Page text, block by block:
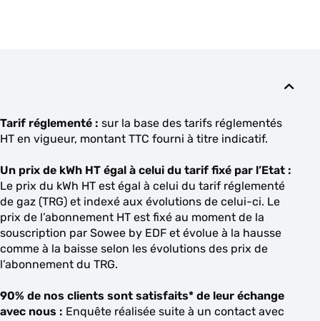
Tarif réglementé : sur la base des tarifs réglementés
HT en vigueur, montant TTC fourni à titre indicatif.
Un prix de kWh HT égal à celui du tarif fixé par l’Etat :
Le prix du kWh HT est égal à celui du tarif réglementé
de gaz (TRG) et indexé aux évolutions de celui-ci. Le
prix de l’abonnement HT est fixé au moment de la
souscription par Sowee by EDF et évolue à la hausse
comme à la baisse selon les évolutions des prix de
l’abonnement du TRG.
90% de nos clients sont satisfaits* de leur échange
avec nous : Enquête réalisée suite à un contact avec